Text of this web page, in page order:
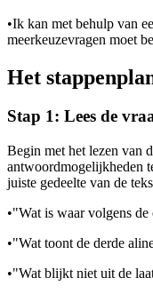
•Ik kan met behulp van
meerkeuzevragen moet
Het
Stap 1: Lees de
Begin met het lezen van
antwoordmogelijkheden
juiste gedeelte van de
•"Wat is waar volgens de
•"Wat toont de derde
•"Wat blijkt niet uit de